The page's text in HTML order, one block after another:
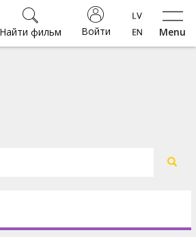
Menu
Войти
Найти фильм